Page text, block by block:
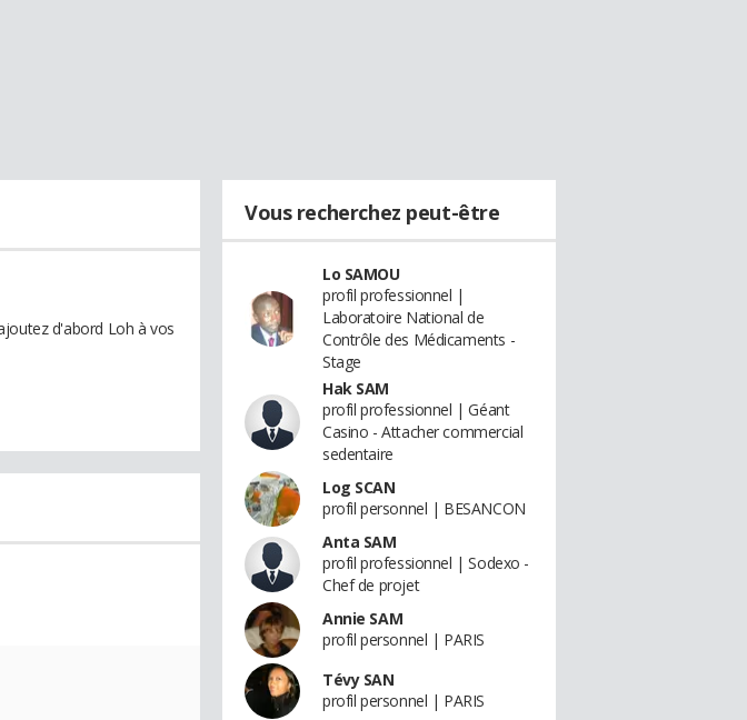
d'abord Loh à vos
Vous recherchez peut-être
Lo SAMOU
profil professionnel |
Laboratoire National de
Contrôle des Médicaments -
Stage
Hak SAM
profil professionnel | Géant
Casino - Attacher commercial
sedentaire
Log SCAN
profil personnel | BESANCON
Anta SAM
profil professionnel | Sodexo -
Chef de projet
Annie SAM
profil personnel | PARIS
Tévy SAN
profil personnel | PARIS